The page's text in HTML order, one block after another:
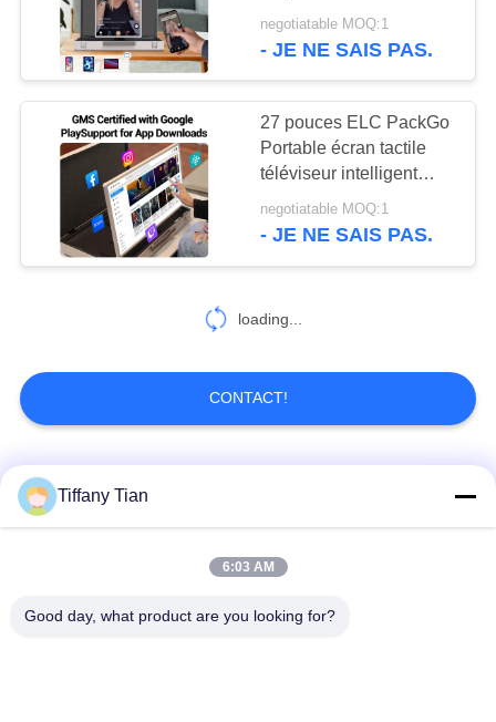
Calendriers
numériques
Tablette pour la
6
HD Écran tactile Smart
TV
negotiatable MOQ:1
- JE NE SAIS PAS.
27 pouces ELC PackGo
Portable écran tactile
téléviseur intelligent
télévision HD télévision
téléviseur intelligent
negotiatable MOQ:1
- JE NE SAIS PAS.
loading...
CONTACT!
Catégories populaires
Solutions d'affichage
Tiffany Tian
6:03 AM
Good day, what product are you looking for?